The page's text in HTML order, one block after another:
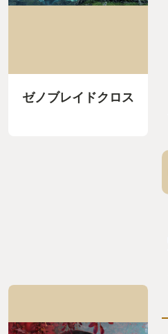
ゼノブレイドクロス